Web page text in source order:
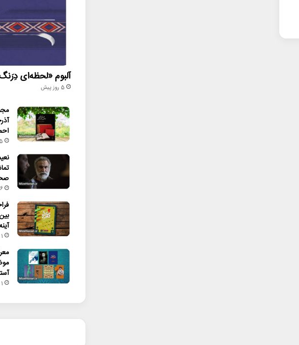
آلبوم «لحظه‌ای
5 روز پیش
5 روز پیش
6 روز پیش
1 هفته پیش
1 هفته پیش